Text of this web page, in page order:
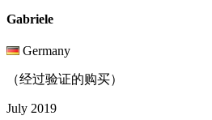
Gabriele
Germany
（经过验证的购买）
July 2019